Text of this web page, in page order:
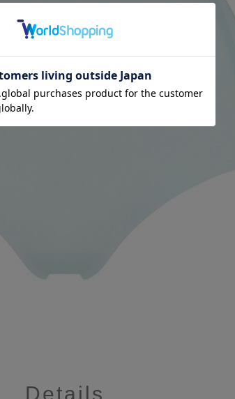
Details